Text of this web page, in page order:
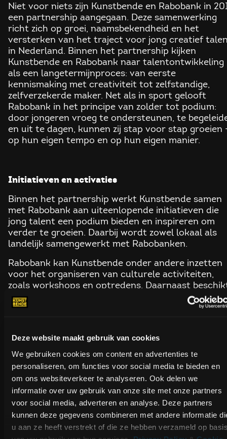
Deze website maakt gebruik van cookies
We gebruiken cookies om content en advertenties te
personaliseren, om functies voor social media te bieden en
om ons websiteverkeer te analyseren. Ook delen we
informatie over uw gebruik van onze site met onze partners
voor social media, adverteren en analyse. Deze partners
kunnen deze gegevens combineren met andere informatie
u aan ze heeft verstrekt of die ze hebben verzameld op
Niet voor niets zijn Kunstbende en Rabobank in
een partnership aangegaan. Deze samenwerking
richt zich op groei, naamsbekendheid en het
versterken van het traject voor jong creatief
in Nederland. Binnen het partnership kijken
Kunstbende en Rabobank naar talentontwikkeling
als een langetermijnproces: van eerste
kennismaking met creativiteit tot zelfstandige,
zelfverzekerde maker. Net als in sport gelooft
Rabobank in het principe van zolder tot podium:
door jongeren vroeg te ondersteunen, te
en uit te dagen, kunnen zij stap voor stap groeien
op hun eigen tempo en op hun eigen manier.
Initiatieven en activaties
Binnen het partnership werkt Kunstbende samen
met Rabobank aan uiteenlopende initiatieven die
jong talent een podium bieden en inspireren om
verder te groeien. Daarbij wordt zowel lokaal als
landelijk samengewerkt met Rabobanken.
Rabobank kan Kunstbende onder andere inzetten
voor het organiseren van culturele activiteiten,
zoals workshops en optredens. Daarnaast
Kunstbende over een groot netwerk aan sprekers,
dagvoorzitters en presentatoren uit de creatieve
de samenwerking tussen Rabobank en
creativiteit tot leven in een interactieve mee-doe
area. Bezoekers konden hier optredens, exposities
en workshops ervaren van winnaars en oud-
deelnemers van Kunstbende. De focus lag niet op
het merk, maar op het bieden van een podium aan
jong creatief talent. Zo kregen jonge makers de
ruimte om zich te presenteren aan een groot en
breed publiek.